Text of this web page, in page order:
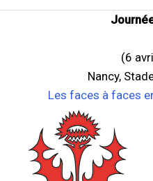
(6
Nancy,
Les faces à faces